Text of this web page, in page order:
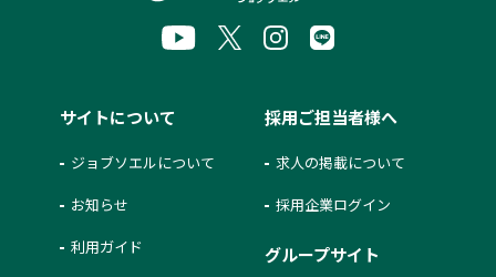
サイトについて
ジョブソエルについて
お知らせ
利用ガイド
採用ご担当者様へ
求人の掲載について
採用企業ログイン
グループサイト